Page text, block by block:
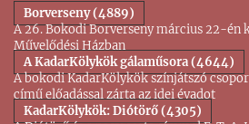
Borverseny (4889)
A 26. Bokodi Borverseny március 22-én
Művelődési Házban
A KadarKölykök gálaműsora (4644)
A bokodi KadarKölykök színjátszó
című előadással zárta az idei évadot
KadarKölykök: Diótörő (4305)